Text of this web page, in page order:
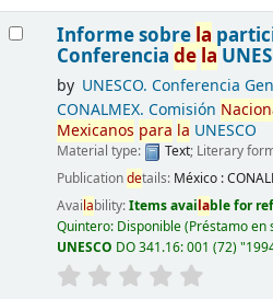
Informe sobre la
Conferencia dela
by UNESCO. Conferencia
CONALMEX. Comisión
Mexicanos para la UNESCO
Material type: Text; Literary
Publicationdetails: México :
Availability:Items available for
Quintero: Disponible (Préstamo en
UNESCO DO 341.16: 001 (72)